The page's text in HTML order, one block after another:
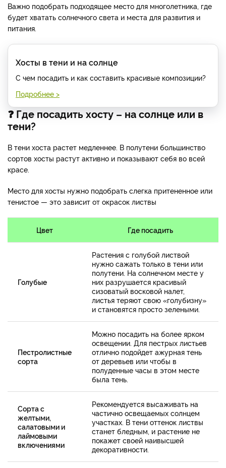
Важно подобрать подходящее место для многолетника, где
будет хватать солнечного света и места для развития и
питания.
Хосты в тени и на солнце
С чем посадить и как составить красивые композиции?
Подробнее >
❓ Где посадить хосту – на солнце или в
тени?
В тени хоста растет медленнее. В полутени большинство
сортов хосты растут активно и показывают себя во всей
красе.
Место для хосты нужно подобрать слегка притененное или
тенистое — это зависит от окрасок листвы
Цвет Где посадить
Голубые
Растения с голубой листвой
нужно сажать только в тени или
полутени. На солнечном месте у
них разрушается красивый
сизоватый восковой налет,
листья теряют свою «голубизну»
и становятся просто зелеными.
Пестролистные
сорта
Можно посадить на более ярком
освещении. Для пестрых листьев
отлично подойдет ажурная тень
от деревьев или чтобы в
полуденные часы в этом месте
была тень.
Сорта с
желтыми,
салатовыми и
лаймовыми
включениями
Рекомендуется высаживать на
частично освещаемых солнцем
участках. В тени оттенок листвы
станет бледным, и растение не
покажет своей наивысшей
декоративности.